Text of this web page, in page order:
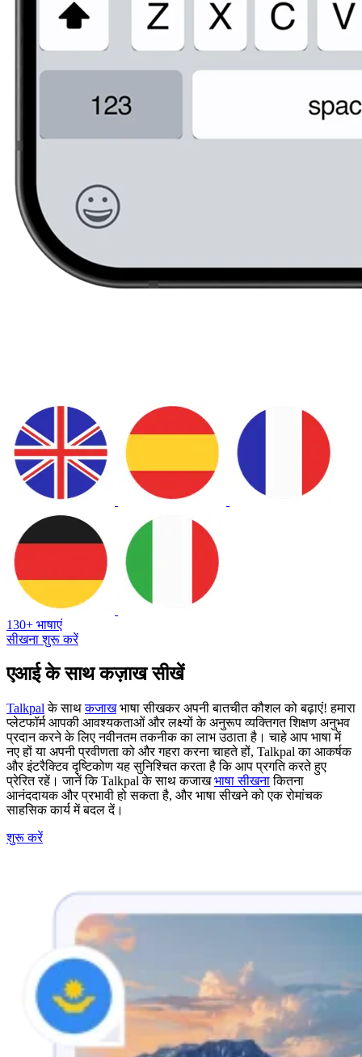
130+ भाषाएं
सीखना शुरू करें
एआई के साथ कज़ाख सीखें
Talkpal के साथकजाखभाषा सीखकर अपनी बातचीत कौशल को बढ़ाएं! हमारा
प्लेटफॉर्म आपकी आवश्यकताओं और लक्ष्यों के अनुरूप व्यक्तिगत शिक्षण अनुभव
प्रदान करने के लिए नवीनतम तकनीक का लाभ उठाता है। चाहे आप भाषा में
नए हों या अपनी प्रवीणता को और गहरा करना चाहते हों, Talkpal का आकर्षक
और इंटरैक्टिव दृष्टिकोण यह सुनिश्चित करता है कि आप प्रगति करते हुए
प्रेरित रहें। जानें कि Talkpal के साथ कजाखभाषा सीखनाकितना
आनंददायक और प्रभावी हो सकता है, और भाषा सीखने को एक रोमांचक
साहसिक कार्य में बदल दें।
शुरू करें